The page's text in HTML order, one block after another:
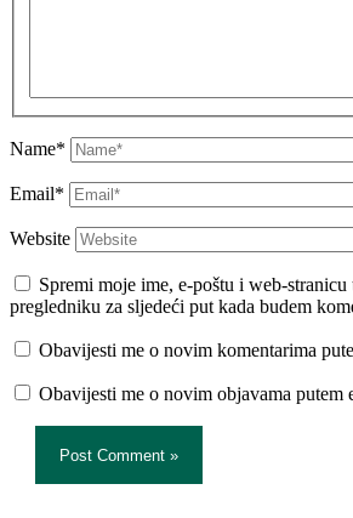
Name*
Email*
Website
Spremi moje ime, e-poštu i web-
pregledniku za sljedeći put kada budem
Obavijesti me o novim komentarima
Obavijesti me o novim objavama putem